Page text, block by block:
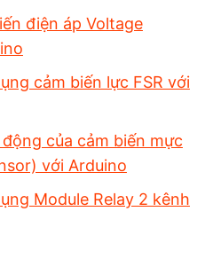
điện áp Voltage
cảm biến lực FSR với
của cảm biến mực
với Arduino
Module Relay 2 kênh